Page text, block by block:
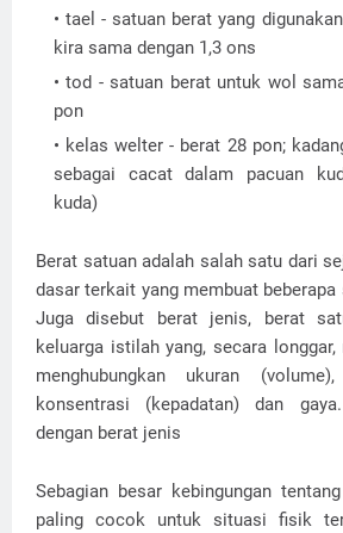
tael - satuan berat yang
kira sama dengan 1,3 ons
tod - satuan berat untuk wol
pon
kelas welter - berat 28 pon;
sebagai cacat dalam pacuan
kuda)
Berat satuan adalah salah satu dari
dasar terkait yang membuat beberapa
Juga disebut berat jenis, berat
keluarga istilah yang, secara
menghubungkan ukuran
konsentrasi (kepadatan) dan
dengan berat jenis
Sebagian besar kebingungan
paling cocok untuk situasi fisik